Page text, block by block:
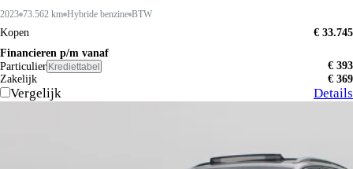
2023 73.562 km Hybride benzine BTW
Kopen
€ 33.745
Financieren p/m vanaf
Particulier Krediettabel
€ 393
Zakelijk
€ 369
Vergelijk Details